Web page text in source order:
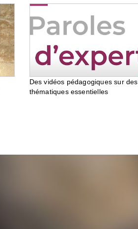
Des vidéos pédagogiques sur des
thématiques essentielles